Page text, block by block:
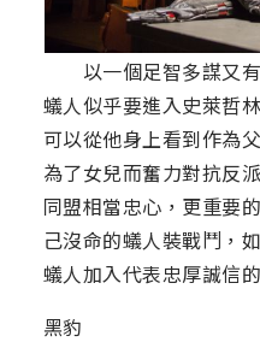
以一個足智多謀又有
蟻人似乎要進入史萊哲
可以從他身上看到作為
為了女兒而奮力對抗反
同盟相當忠心，更重要
己沒命的蟻人裝戰鬥，
蟻人加入代表忠厚誠信
黑豹